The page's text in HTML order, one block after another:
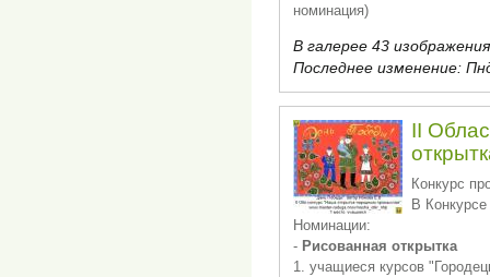
номинация)
В галерее 43
Последнее изменение:
II
Конкурс
В
Номинации:
- Рисованная открытка
1. учащиеся курсов